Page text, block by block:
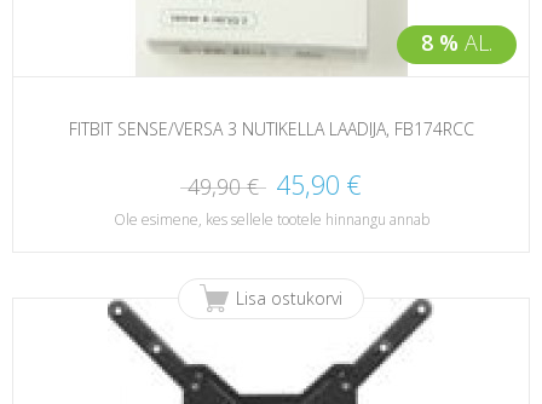
8 % AL.
FITBIT SENSE/VERSA 3 NUTIKELLA LAADIJA, FB174RCC
49,90 € 45,90 €
Ole esimene, kes sellele tootele hinnangu annab
Lisa ostukorvi